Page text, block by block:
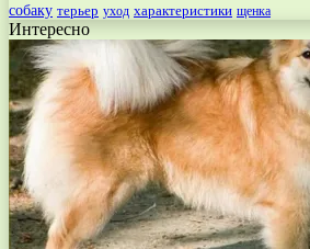
собаку терьер уход характеристики щенка
Интересно